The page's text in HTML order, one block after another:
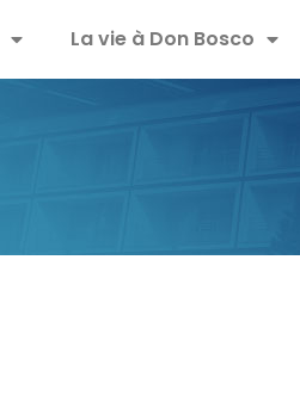
La vie à Don Bosco